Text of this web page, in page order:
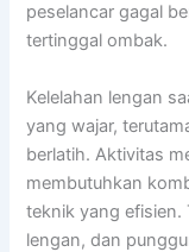
peselancar gagal
tertinggal ombak.
Kelelahan lengan
yang wajar,
berlatih. Aktivitas
membutuhkan
teknik yang efisien.
lengan, dan